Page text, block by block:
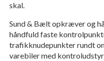
skal.
Sund & Bælt opkræver og
håndfuld faste
trafikknudepunkter rundt
varebiler med